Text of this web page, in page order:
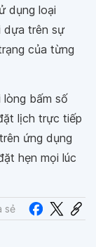
dụng loại
dựa trên sự
của từng
lòng bấm số
lịch trực tiếp
ứng dụng
hẹn mọi lúc
sẻ